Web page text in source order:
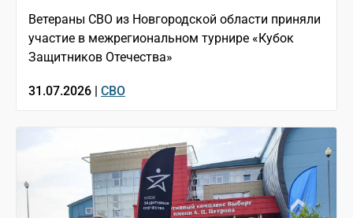
Ветераны СВО из Новгородской области приняли
участие в межрегиональном турнире «Кубок
Защитников Отечества»
31.07.2026 | СВО